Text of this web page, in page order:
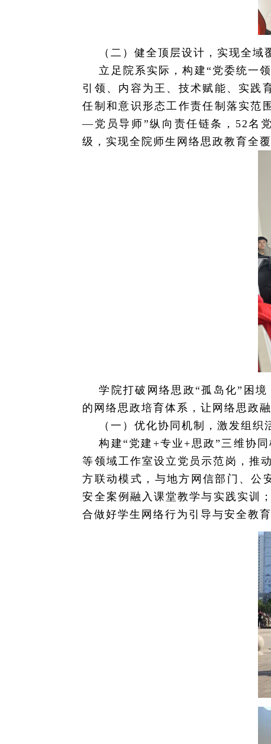
（二）健全顶层设计，实现全域
立足院系实际，构建“党委统一
引领、内容为王、技术赋能、实践
任制和意识形态工作责任制落实范
—党员导师”纵向责任链条，52名
级，实现全院师生网络思政教育全
学院打破网络思政“孤岛化”困
的网络思政培育体系，让网络思政
（一）优化协同机制，激发组织
构建“党建+专业+思政”三维协
等领域工作室设立党员示范岗，推
方联动模式，与地方网信部门、公
安全案例融入课堂教学与实践实训
合做好学生网络行为引导与安全教